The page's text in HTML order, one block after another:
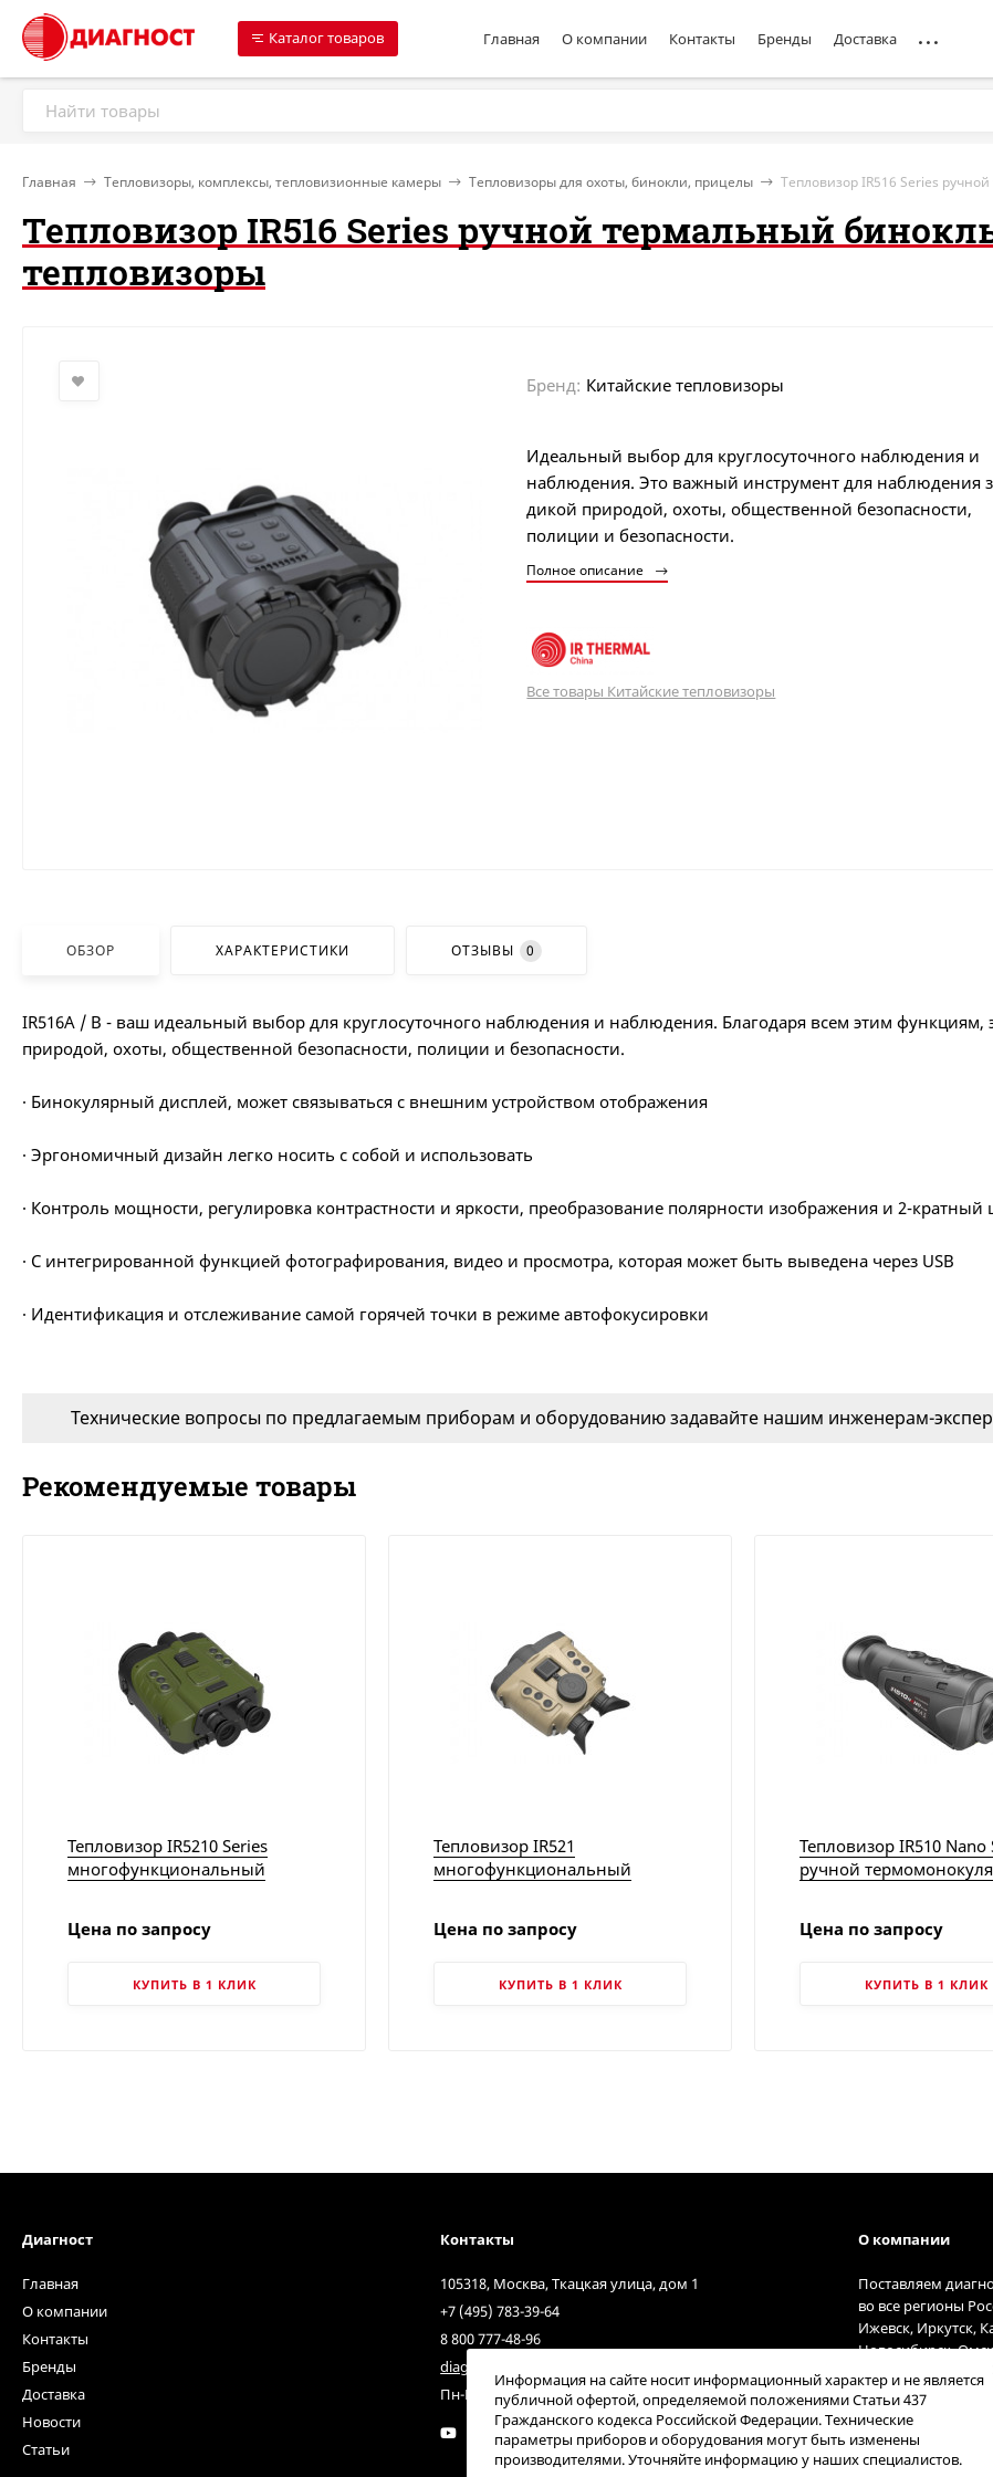
Каталог товаров Главная О компании Контакты Бренды Доставка
Главная Тепловизоры, комплексы, тепловизионные камеры Тепловизоры для охоты, бинокли, прицелы Тепловизор IR516 Series
Тепловизор IR516 Series ручной термальный
тепловизоры
Бренд: Китайские тепловизоры
Идеальный выбор для круглосуточного наблюдения и
наблюдения. Это важный инструмент для наблюдения
дикой природой, охоты, общественной безопасности,
полиции и безопасности.
Полное описание
Все товары Китайские тепловизоры
ОБЗОР ХАРАКТЕРИСТИКИ ОТЗЫВЫ 0
IR516A / B - ваш идеальный выбор для круглосуточного наблюдения и наблюдения. Благодаря всем этим
природой, охоты, общественной безопасности, полиции и безопасности.
· Бинокулярный дисплей, может связываться с внешним устройством отображения
· Эргономичный дизайн легко носить с собой и использовать
· Контроль мощности, регулировка контрастности и яркости, преобразование полярности изображения и 2-
· С интегрированной функцией фотографирования, видео и просмотра, которая может быть выведена через USB
· Идентификация и отслеживание самой горячей точки в режиме автофокусировки
Технические вопросы по предлагаемым приборам и оборудованию задавайте нашим инженерам-
Рекомендуемые товары
Тепловизор IR5210 Series
многофункциональный
Китайские тепловизоры
Цена по запросу
КУПИТЬ В 1 КЛИК
Тепловизор IR521
многофункциональный
тепловизоры
Цена по запросу
КУПИТЬ В 1 КЛИК
Тепловизор IR510 Nano
ручной
Цена по запросу
КУПИТЬ В 1 КЛИК
Диагност
Главная
О компании
Контакты
Бренды
Доставка
Новости
Статьи
Контакты
105318, Москва, Ткацкая улица, дом 1
+7 (495) 783-39-64
8 800 777-48-96
diagnost@diagnost.ru
Пн-Пт с 9:00 до 17:00
О компании
Поставляем
во все регионы
Ижевск, Иркутск,
Новосибирск,
Тольятти,
курьерские
Информация на сайте носит информационный характер и не является
публичной офертой, определяемой положениями Статьи 437
Гражданского кодекса Российской Федерации. Технические
параметры приборов и оборудования могут быть изменены
производителями. Уточняйте информацию у наших специалистов.